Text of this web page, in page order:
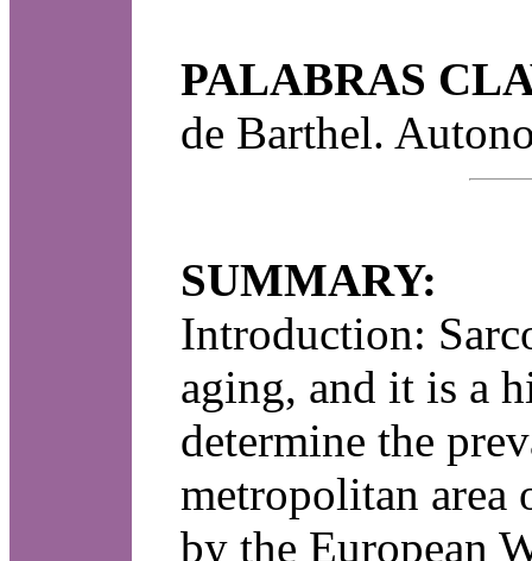
PALABRAS
de Barthel.
SUMMARY:
Introduction:
aging, and it is a
determine the
metropolitan area
by the European